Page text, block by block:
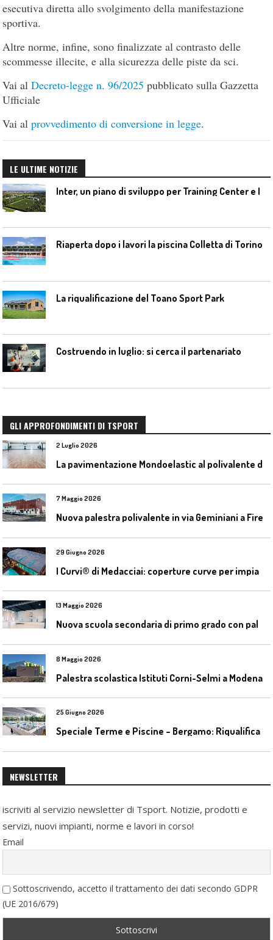
esecutiva diretta allo svolgimento della manifestazione
sportiva.
Altre norme, infine, sono finalizzate al contrasto delle
scommesse illecite, e alla sicurezza delle piste da sci.
Vai alDecreto-legge n. 96/2025 pubblicato sulla Gazzetta
Ufficiale
Vai alprovvedimento di conversione in legge.
LE ULTIME NOTIZIE
Riaperta dopo i lavori la piscina Colletta di Torino
La riqualificazione del Toano Sport Park
Costruendo in luglio: si cerca il partenariato
GLI APPROFONDIMENTI DI TSPORT
2 Luglio 2026
7 Maggio 2026
29 Giugno 2026
13 Maggio 2026
8 Maggio 2026
Palestra scolastica Istituti Corni-Selmi a Modena
25 Giugno 2026
NEWSLETTER
iscriviti al servizio newsletter di Tsport. Notizie, prodotti e
servizi, nuovi impianti, norme e lavori in corso!
Email
Sottoscrivendo, accetto il trattamento dei dati secondo GDPR
(UE 2016/679)